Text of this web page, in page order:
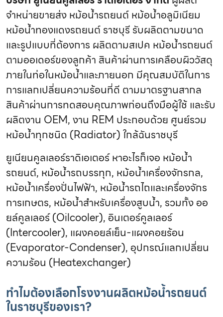
จำหน่ายขายส่ง หม้อน้ำรถยนต์ หม้อน้ำอลูมิเนียม
หม้อน้ำทองแดงรถยนต์ ราชบุรี รับผลิตตามขนาด
และรูปแบบที่ต้องการ ผลิตตามสเปค หม้อน้ำรถยนต์
ตามออเดอร์ของลูกค้า สินค้าผ่านการเคลือบผิววัสดุ
ภายในท่อในหม้อน้ำและภายนอก มีคุณสมบัติในการ
การแลกเปลี่ยนความร้อนที่ดี ตามมาตรฐานสากล
สินค้าผ่านการทดสอบคุณภาพก่อนถึงมือผู้ใช้ และรับ
ผลิตงาน OEM, งาน REM ประกอบด้วย ศูนย์รวม
หม้อน้ำทุกชนิด (Radiator) ใกล้ฉันราชบุรี
ยูเนียนคูลเลอร์ราดิเอเตอร์ หาอะไรก็เจอ หม้อน้ำ
รถยนต์, หม้อน้ำรถบรรทุก, หม้อน้ำเครื่องจักรกล,
หม้อน้ำเครื่องปั่นไฟฟ้า, หม้อน้ำรถไถและเครื่องจักร
การเกษตร, หม้อน้ำสำหรับเครื่องสูบน้ำ, รวมทั้ง ออ
ยล์คูลเลอร์ (Oilcooler), อินเตอร์คูลเลอร์
(Intercooler), แผงคอยล์เย็น-แผงคอยร้อน
(Evaporator-Condenser), อุปกรณ์แลกเปลี่ยน
ความร้อน (Heatexchanger)
ทำไมต้องเลือกโรงงานผลิตหม้อน้ำรถยนต์
ในราชบุรีของเรา?